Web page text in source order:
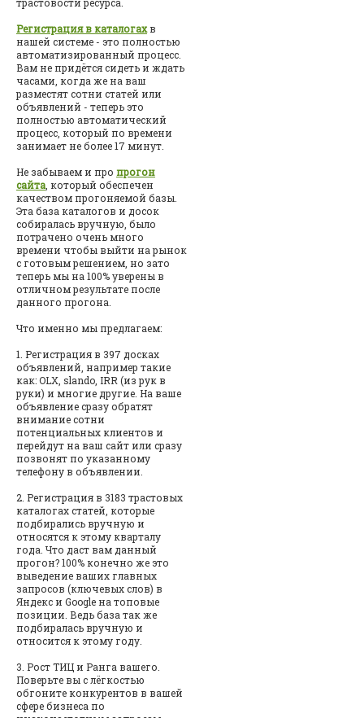
Регистрация в каталогахв
нашей системе - это полностью
автоматизированный процесс.
Вам не придётся сидеть и ждать
часами, когда же на ваш
разместят сотни статей или
объявлений - теперь это
полностью автоматический
процесс, который по времени
занимает не более 17 минут.
Не забываем и про прогон
сайта , который обеспечен
качеством прогоняемой базы.
Эта база каталогов и досок
собиралась вручную, было
потрачено очень много
времени чтобы выйти на рынок
с готовым решением, но зато
теперь мы на 100% уверены в
отличном результате после
данного прогона.
Что именно мы предлагаем:
1. Регистрация в 397 досках
объявлений, например такие
как: OLX, slando, IRR (из рук в
руки) и многие другие. На ваше
объявление сразу обратят
внимание сотни
потенциальных клиентов и
перейдут на ваш сайт или сразу
позвонят по указанному
телефону в объявлении.
2. Регистрация в 3183 трастовых
каталогах статей, которые
подбирались вручную и
относятся к этому кварталу
года. Что даст вам данный
прогон? 100% конечно же это
выведение ваших главных
запросов (ключевых слов) в
Яндекс и Google на топовые
позиции. Ведь база так же
подбиралась вручную и
относится к этому году.
3. Рост ТИЦ и Ранга вашего.
Поверьте вы с лёгкостью
обгоните конкурентов в вашей
сфере бизнеса по